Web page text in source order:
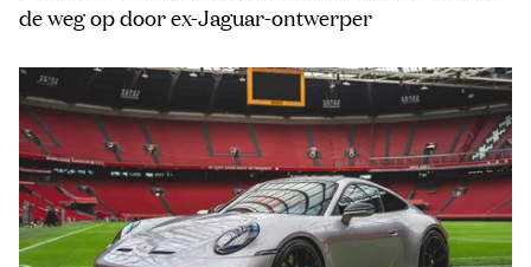
de weg op door ex-Jaguar-ontwerper